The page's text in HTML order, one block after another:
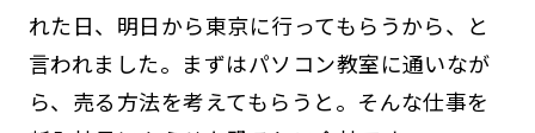
れた日、明日から東京に行ってもらうから、と
言われました。まずはパソコン教室に通いなが
ら、売る方法を考えてもらうと。そんな仕事を